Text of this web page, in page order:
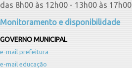
das 8h00 às 12h00 - 13h00 às 17h00
Monitoramento e disponibilidade
GOVERNO MUNICIPAL
e-mail prefeitura
e-mail educação